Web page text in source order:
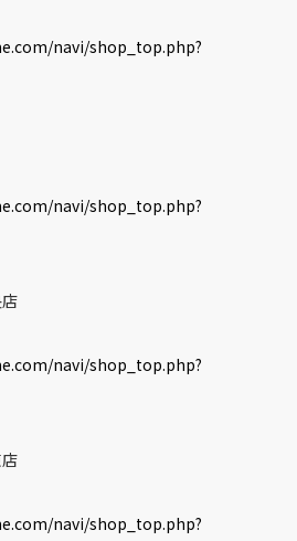
navi/shop_top.php?
navi/shop_top.php?
navi/shop_top.php?
navi/shop_top.php?